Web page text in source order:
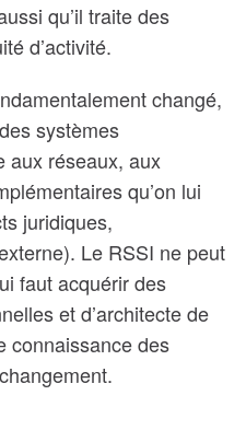
qu’il traite des
d’activité.
changé,
systèmes
aux réseaux, aux
qu’on lui
juridiques,
Le RSSI ne peut
faut acquérir des
et d’architecte de
connaissance des